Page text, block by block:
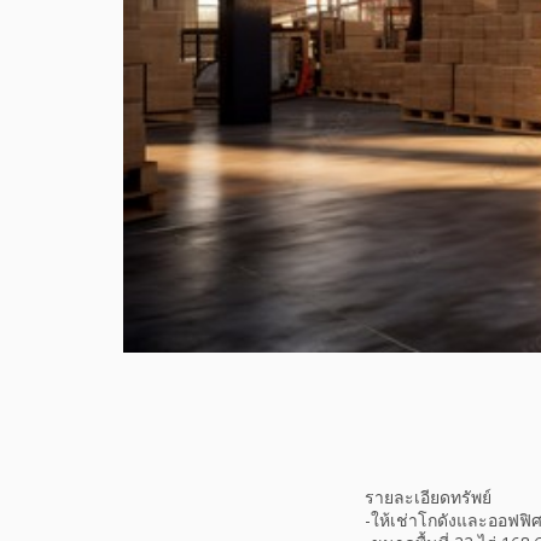
รายละเอียดทรัพย์
-ให้เช่าโกดังและออฟฟิศ